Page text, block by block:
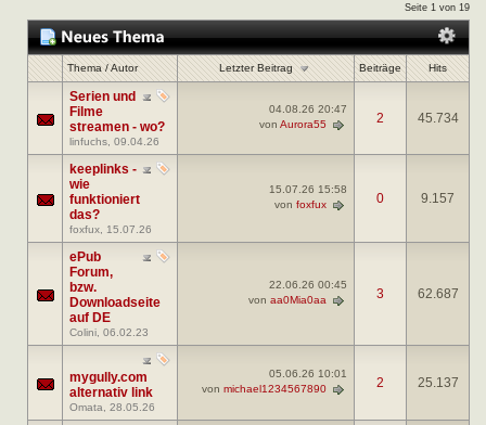
Seite 1 von 19
Thema/Autor Letzter Beitrag Beiträge Hits
Serien und
Filme
streamen - wo?
linfuchs , 09.04.26
04.08.26 20:47
von Aurora55 2 45.734
keeplinks -
wie
funktioniert
das?
foxfux , 15.07.26
15.07.26 15:58
von foxfux 0 9.157
ePub
Forum,
bzw.
Downloadseite
auf DE
Colini , 06.02.23
22.06.26 00:45
von aa0Mia0aa 3 62.687
mygully.com
alternativ link
Omata , 28.05.26
05.06.26 10:01
von michael1234567890 2 25.137